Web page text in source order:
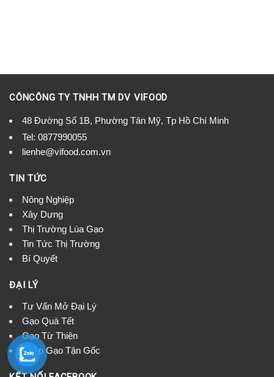
CÔNCÔNG TY TNHH TM DV VIFOOD
48 Đường Số 1B, Phường Tân Mỹ, Tp Hồ Chí Minh
Tel: 0877990055
lienhe@vifood.com.vn
TIN TỨC
Nông Nghiệp
Xây Dựng
Thị Trường Lúa Gạo
Tin Tức Thị Trường
Bí Quyết
ĐẠI LÝ
Tư Vấn Mở Đại Lý
Gạo Quà Tết
Gạo Từ Thiện
Nhập Gạo Tận Gốc